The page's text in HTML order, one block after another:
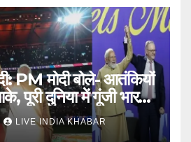
PM मोदी बोले- आतंकियों
पूरी दुनिया में गूंजी भारत
LIVE INDIA KHABAR